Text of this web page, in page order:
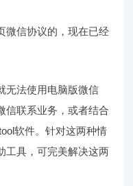
微信协议的，现在已经
无法使用电脑版微信
信联系业务，或者结合
软件。针对这两种情
工具，可完美解决这两